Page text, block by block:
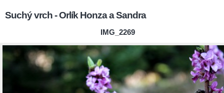
Suchý vrch - Orlík Honza a Sandra
IMG_2269